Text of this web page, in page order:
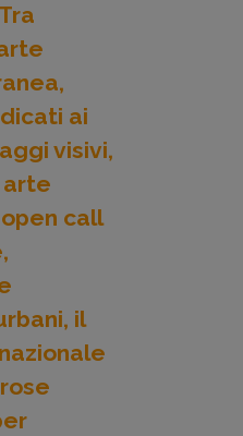
ai
visivi,
call
il